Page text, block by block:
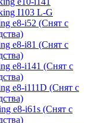
I103 L-G
e8-i52 (Снят с
e8-i81 (Снят с
e8-i141 (Снят с
e8-i111D (Снят с
e8-i61s (Снят с